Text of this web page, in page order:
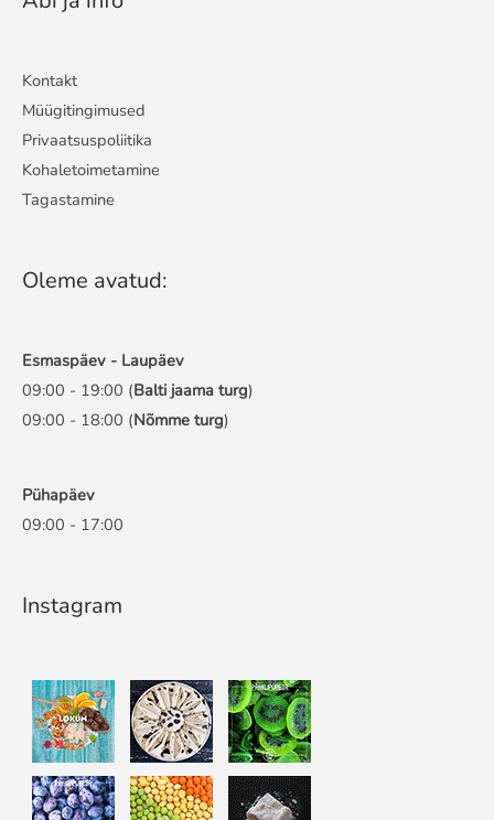
Kontakt
Müügitingimused
Privaatsuspoliitika
Kohaletoimetamine
Tagastamine
Oleme avatud:
Esmaspäev - Laupäev
09:00 - 19:00 (Balti jaama turg)
09:00 - 18:00 (Nõmme turg)
Pühapäev
09:00 - 17:00
Instagram